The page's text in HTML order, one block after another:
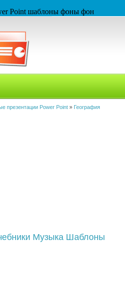
Point шаблоны фоны фон
презентации Power Point » География
Музыка Шаблоны